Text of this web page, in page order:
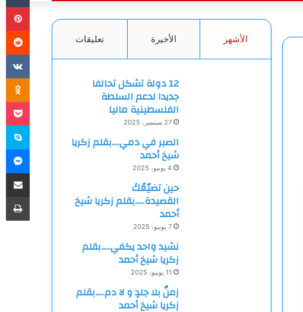
الأشهر الأخيرة تعليقات
12 دولة تشكل تحالفا
جديدا لدعم السلطة
الفلسطينية ماليا
27 سبتمبر، 2025
الصبر في دمي….بقلم زكريا
شيخ أحمد
4 يونيو، 2025
حين تضيّعُكَ
القصيدة…..بقلم زكريا شيخ
أحمد
7 يونيو، 2025
نشيد واحد يكفي…..بقلم
زكريا شيخ أحمد
11 يونيو، 2025
زمنٌ بلا جلدٍ و لا دم…..بقلم
زكريا شيخ أحمد